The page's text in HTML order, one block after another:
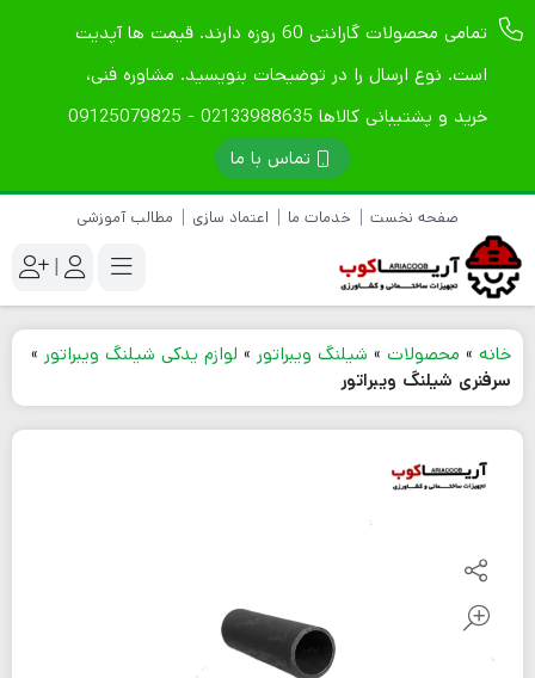
تمامی محصولات گارانتی 60 روزه دارند. قیمت ها آپدیت
است. نوع ارسال را در توضیحات بنویسید. مشاوره فنی،
خرید و پشتیبانی کالاها 02133988635 - 09125079825
تماس با ما
صفحه نخست خدمات ما اعتماد سازی مطالب آموزشی
|
خانه » محصولات » شیلنگ ویبراتور » لوازم یدکی شیلنگ ویبراتور »
سرفنری شیلنگ ویبراتور